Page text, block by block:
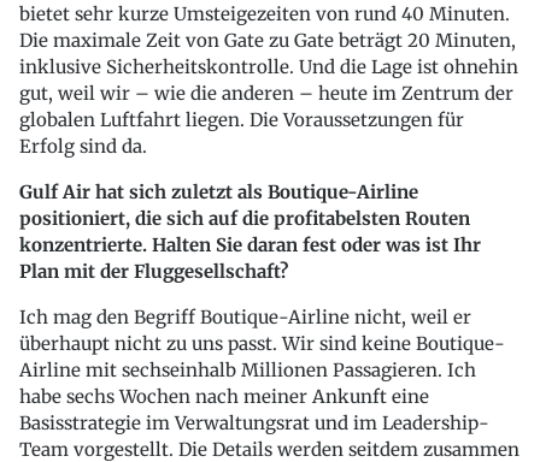
bietet sehr kurze Umsteigezeiten von rund 40 Minuten.
Die maximale Zeit von Gate zu Gate beträgt 20 Minuten,
inklusive Sicherheitskontrolle. Und die Lage ist ohnehin
gut, weil wir – wie die anderen – heute im Zentrum der
globalen Luftfahrt liegen. Die Voraussetzungen für
Erfolg sind da.
Gulf Air hat sich zuletzt als Boutique-Airline
positioniert, die sich auf die profitabelsten Routen
konzentrierte. Halten Sie daran fest oder was ist Ihr
Plan mit der Fluggesellschaft?
Ich mag den Begriff Boutique-Airline nicht, weil er
überhaupt nicht zu uns passt. Wir sind keine Boutique-
Airline mit sechseinhalb Millionen Passagieren. Ich
habe sechs Wochen nach meiner Ankunft eine
Basisstrategie im Verwaltungsrat und im Leadership-
Team vorgestellt. Die Details werden seitdem zusammen